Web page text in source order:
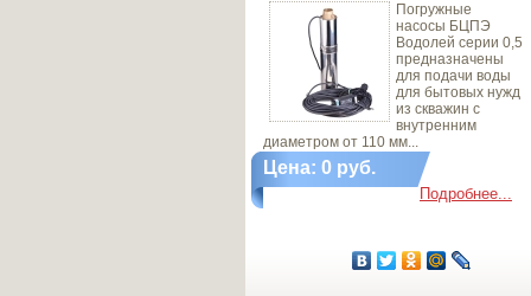
Погружные
насосы БЦПЭ
Водолей серии 0,5
предназначены
для подачи воды
для бытовых нужд
из скважин с
внутренним
диаметром от 110 мм...
Цена: 0 руб.
Подробнее...